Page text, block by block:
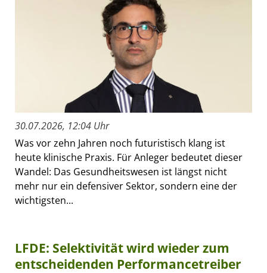
30.07.2026, 12:04 Uhr
Was vor zehn Jahren noch futuristisch klang ist
heute klinische Praxis. Für Anleger bedeutet dieser
Wandel: Das Gesundheitswesen ist längst nicht
mehr nur ein defensiver Sektor, sondern eine der
wichtigsten...
LFDE: Selektivität wird wieder zum
entscheidenden Performancetreiber